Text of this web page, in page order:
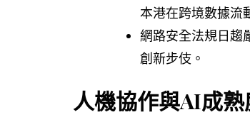
本港在跨境數據流
網路安全法規日趨
創新步伎。
人機協作與AI成